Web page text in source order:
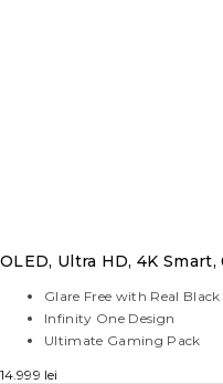
OLED, Ultra HD, 4K
Glare Free with Real
Infinity One Design
Ultimate Gaming Pack
14.999 lei